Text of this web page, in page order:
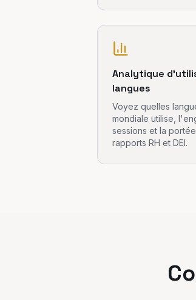
Analytique
langues
Voyez quelles
mondiale utilise,
sessions et la
rapports RH et DEI.